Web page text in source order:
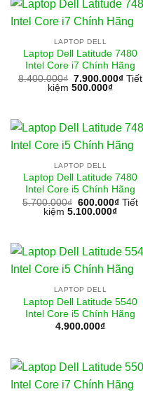
LAPTOP DELL
Laptop Dell Latitude 7480
Intel Core i7 Chính Hãng
8.400.000₫ 7.900.000₫ Tiết
kiệm 500.000₫
LAPTOP DELL
Laptop Dell Latitude 7480
Intel Core i5 Chính Hãng
5.700.000₫ 600.000₫ Tiết
kiệm 5.100.000₫
LAPTOP DELL
Laptop Dell Latitude 5540
Intel Core i5 Chính Hãng
4.900.000₫